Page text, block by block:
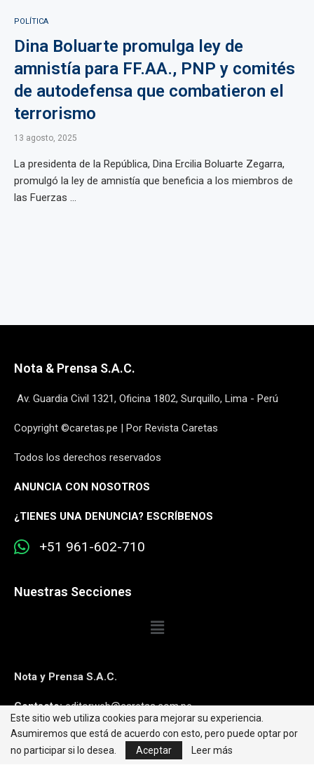
POLÍTICA
Dina Boluarte promulga ley de
amnistía para FF.AA., PNP y comités
de autodefensa que combatieron el
terrorismo
13 agosto, 2025
La presidenta de la República, Dina Ercilia Boluarte Zegarra,
promulgó la ley de amnistía que beneficia a los miembros de
las Fuerzas ...
Nota & Prensa S.A.C.
Av. Guardia Civil 1321, Oficina 1802, Surquillo, Lima - Perú
Copyright ©caretas.pe | Por Revista Caretas
Todos los derechos reservados
ANUNCIA CON NOSOTROS
¿TIENES UNA DENUNCIA? ESCRÍBENOS
+51 961-602-710
Nuestras Secciones
Nota y Prensa S.A.C.
Contacto:editorweb@caretas.com.pe
Síguenos:
Este sitio web utiliza cookies para mejorar su experiencia.
Asumiremos que está de acuerdo con esto, pero puede optar por
no participar si lo desea.
Aceptar Leer más